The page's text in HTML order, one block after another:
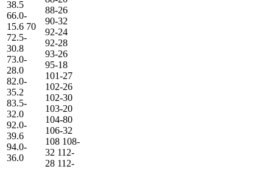
38.5
66.0-
15.6 70
72.5-
30.8
73.0-
28.0
82.0-
35.2
83.5-
32.0
92.0-
39.6
94.0-
36.0
88-26
90-32
92-24
92-28
93-26
95-18
101-27
102-26
102-30
103-20
104-80
106-32
108 108-
32 112-
28 112-